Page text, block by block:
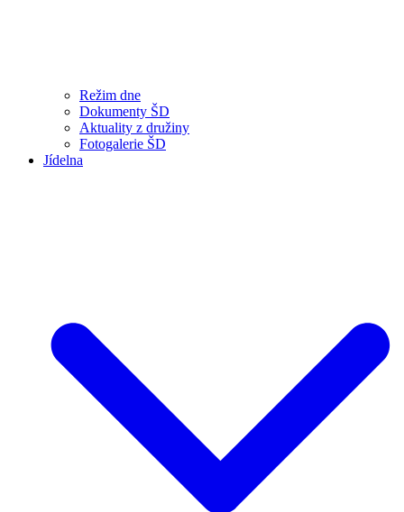
Režim dne
Dokumenty ŠD
Aktuality z družiny
Fotogalerie ŠD
Jídelna